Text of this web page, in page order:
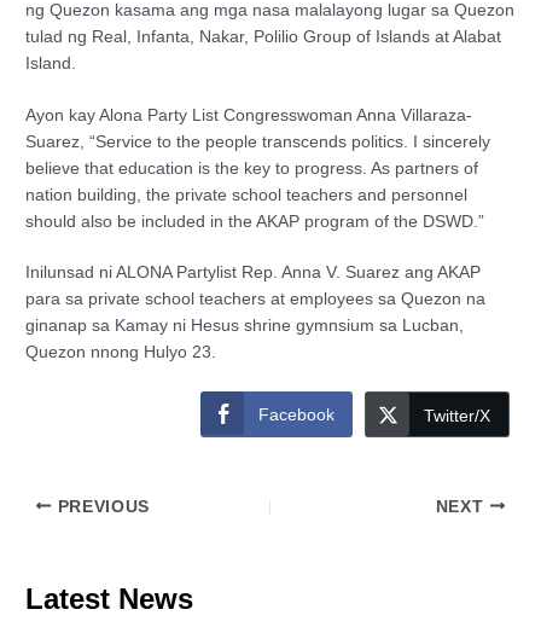
ng Quezon kasama ang mga nasa malalayong lugar sa Quezon
tulad ng Real, Infanta, Nakar, Polilio Group of Islands at Alabat
Island.
Ayon kay Alona Party List Congresswoman Anna Villaraza-
Suarez, “Service to the people transcends politics. I sincerely
believe that education is the key to progress. As partners of
nation building, the private school teachers and personnel
should also be included in the AKAP program of the DSWD.”
Inilunsad ni ALONA Partylist Rep. Anna V. Suarez ang AKAP
para sa private school teachers at employees sa Quezon na
ginanap sa Kamay ni Hesus shrine gymnsium sa Lucban,
Quezon nnong Hulyo 23.
Facebook Twitter/X
PREVIOUS NEXT
Latest News